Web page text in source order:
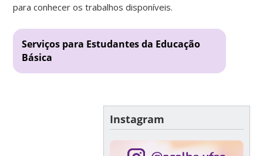
para conhecer os trabalhos disponíveis.
Serviços para Estudantes da Educação
Básica
Instagram